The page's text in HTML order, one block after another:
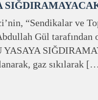
“Sendikalar ve
Gül tarafından
YASAYA
gaz sıkılarak